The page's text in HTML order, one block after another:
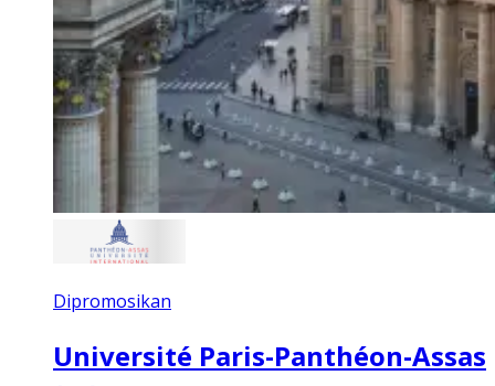
Dipromosikan
Université Paris-Panthéon-Assas